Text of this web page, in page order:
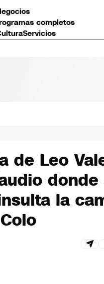
completos
Servicios
de Leo
donde
la